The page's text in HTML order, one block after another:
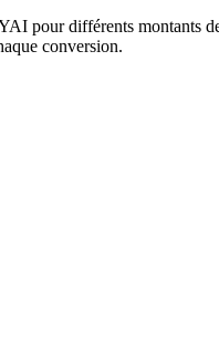
pour différents montants
conversion.